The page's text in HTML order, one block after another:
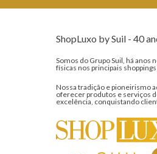
ShopLuxo by Suil - 40
Somos do Grupo Suil, há anos
físicas nos principais
Nossa tradição e pioneirismo
oferecer produtos e serviços
excelência, conquistando